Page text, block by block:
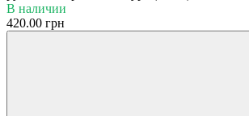
В наличии
420.00 грн